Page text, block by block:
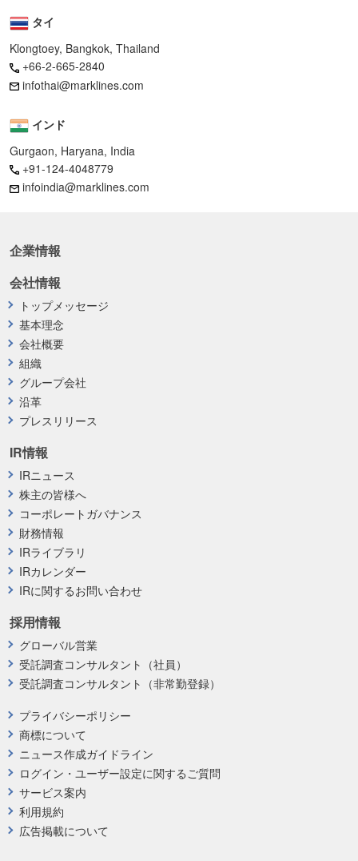
タイ
Klongtoey, Bangkok, Thailand
+66-2-665-2840
infothai@marklines.com
インド
Gurgaon, Haryana, India
+91-124-4048779
infoindia@marklines.com
企業情報
プライバシーポリシー
商標について
ニュース作成ガイドライン
ログイン・ユーザー設定に関するご質問
サービス案内
利用規約
広告掲載について
採用情報
グローバル営業
受託調査コンサルタント（社員）
受託調査コンサルタント（非常勤登録）
会社情報
トップメッセージ
基本理念
会社概要
組織
グループ会社
沿革
プレスリリース
IR情報
IRニュース
株主の皆様へ
コーポレートガバナンス
財務情報
IRライブラリ
IRカレンダー
IRに関するお問い合わせ